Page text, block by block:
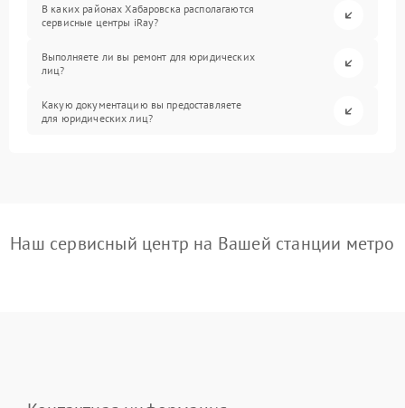
В каких районах Хабаровска располагаются
сервисные центры iRay?
Выполняете ли вы ремонт для юридических
лиц?
Какую документацию вы предоставляете
для юридических лиц?
Наш сервисный центр на Вашей станции метро